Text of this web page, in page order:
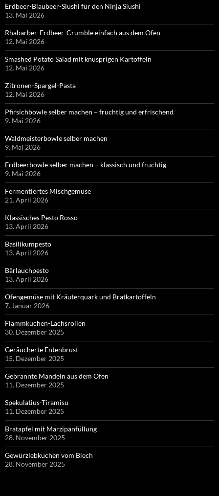
Erdbeer-Blaubeer-Slushi für den Ninja Slushi
13. Mai 2026
Rhabarber-Erdbeer-Crumble einfach aus dem Ofen
12. Mai 2026
Smashed Potato Salad mit knusprigen Kartoffeln
12. Mai 2026
Zitronen-Spargel-Pasta
12. Mai 2026
Pfirsichbowle selber machen – fruchtig und erfrischend
9. Mai 2026
Waldmeisterbowle selber machen
9. Mai 2026
Erdbeerbowle selber machen – klassisch und fruchtig
9. Mai 2026
Fermentiertes Mischgemüse
21. April 2026
Klassisches Pesto Rosso
13. April 2026
Basilikumpesto
13. April 2026
Bärlauchpesto
13. April 2026
Ofengemüse mit Kräuterquark und Bratkartoffeln
7. Januar 2026
Flammkuchen-Lachsrollen
30. Dezember 2025
Geräucherte Entenbrust
15. Dezember 2025
Gebrannte Mandeln aus dem Ofen
11. Dezember 2025
Spekulatius-Tiramisu
11. Dezember 2025
Bratapfel mit Marzipanfüllung
28. November 2025
Gewürzlebkuchen vom Blech
28. November 2025